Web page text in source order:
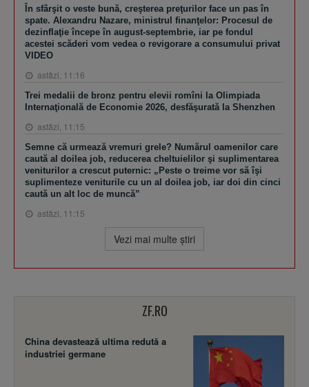
În sfârşit o veste bună, creşterea preţurilor face un pas în
spate. Alexandru Nazare, ministrul finanţelor: Procesul de
dezinflaţie începe în august-septembrie, iar pe fondul
acestei scăderi vom vedea o revigorare a consumului privat
VIDEO
astăzi, 11:16
Trei medalii de bronz pentru elevii romîni la Olimpiada
Internaţională de Economie 2026, desfăşurată la Shenzhen
astăzi, 11:15
Semne că urmează vremuri grele? Numărul oamenilor care
caută al doilea job, reducerea cheltuielilor şi suplimentarea
veniturilor a crescut puternic: „Peste o treime vor să îşi
suplimenteze veniturile cu un al doilea job, iar doi din cinci
caută un alt loc de muncă”
astăzi, 11:15
Vezi mai multe ştiri
ZF.RO
China devastează ultima redută a
industriei germane